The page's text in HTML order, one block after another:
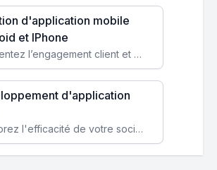
d'application mobile
et IPhone
Augmentez l’engagement client et simplifiez vos processus avec une application mobile sur mesure, disponible sur iOS et Android.
d'application
Améliorez l'efficacité de votre société avec une application web personnalisée accessible partout et tout le temps.